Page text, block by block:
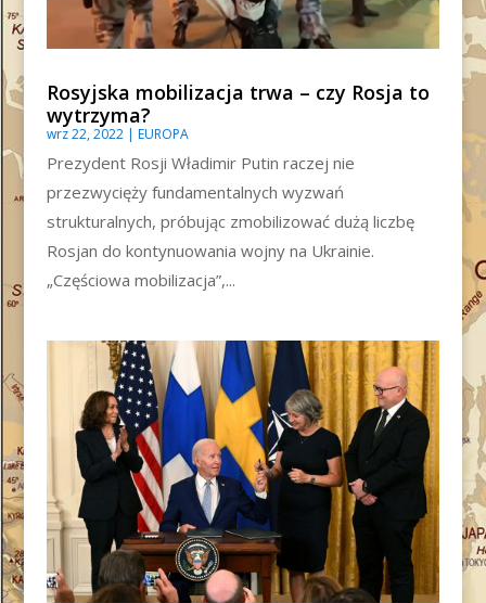
Rosyjska mobilizacja trwa – czy Rosja to
wytrzyma?
wrz 22, 2022| EUROPA
Prezydent Rosji Władimir Putin raczej nie
przezwycięży fundamentalnych wyzwań
strukturalnych, próbując zmobilizować dużą liczbę
Rosjan do kontynuowania wojny na Ukrainie.
„Częściowa mobilizacja”,...